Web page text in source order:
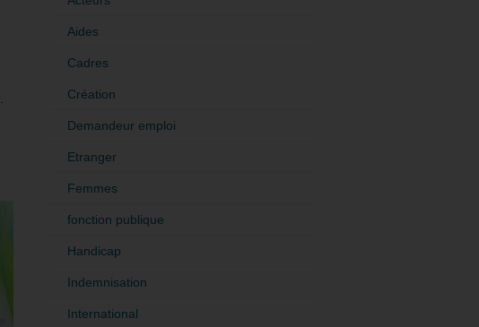
Aides
Cadres
Création
Demandeur emploi
Etranger
Femmes
fonction publique
Handicap
Indemnisation
International